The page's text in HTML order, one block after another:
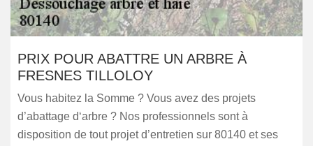
PRIX POUR ABATTRE UN ARBRE À
FRESNES TILLOLOY
Vous habitez la Somme ? Vous avez des projets
d’abattage d‘arbre ? Nos professionnels sont à
disposition de tout projet d’entretien sur 80140 et ses